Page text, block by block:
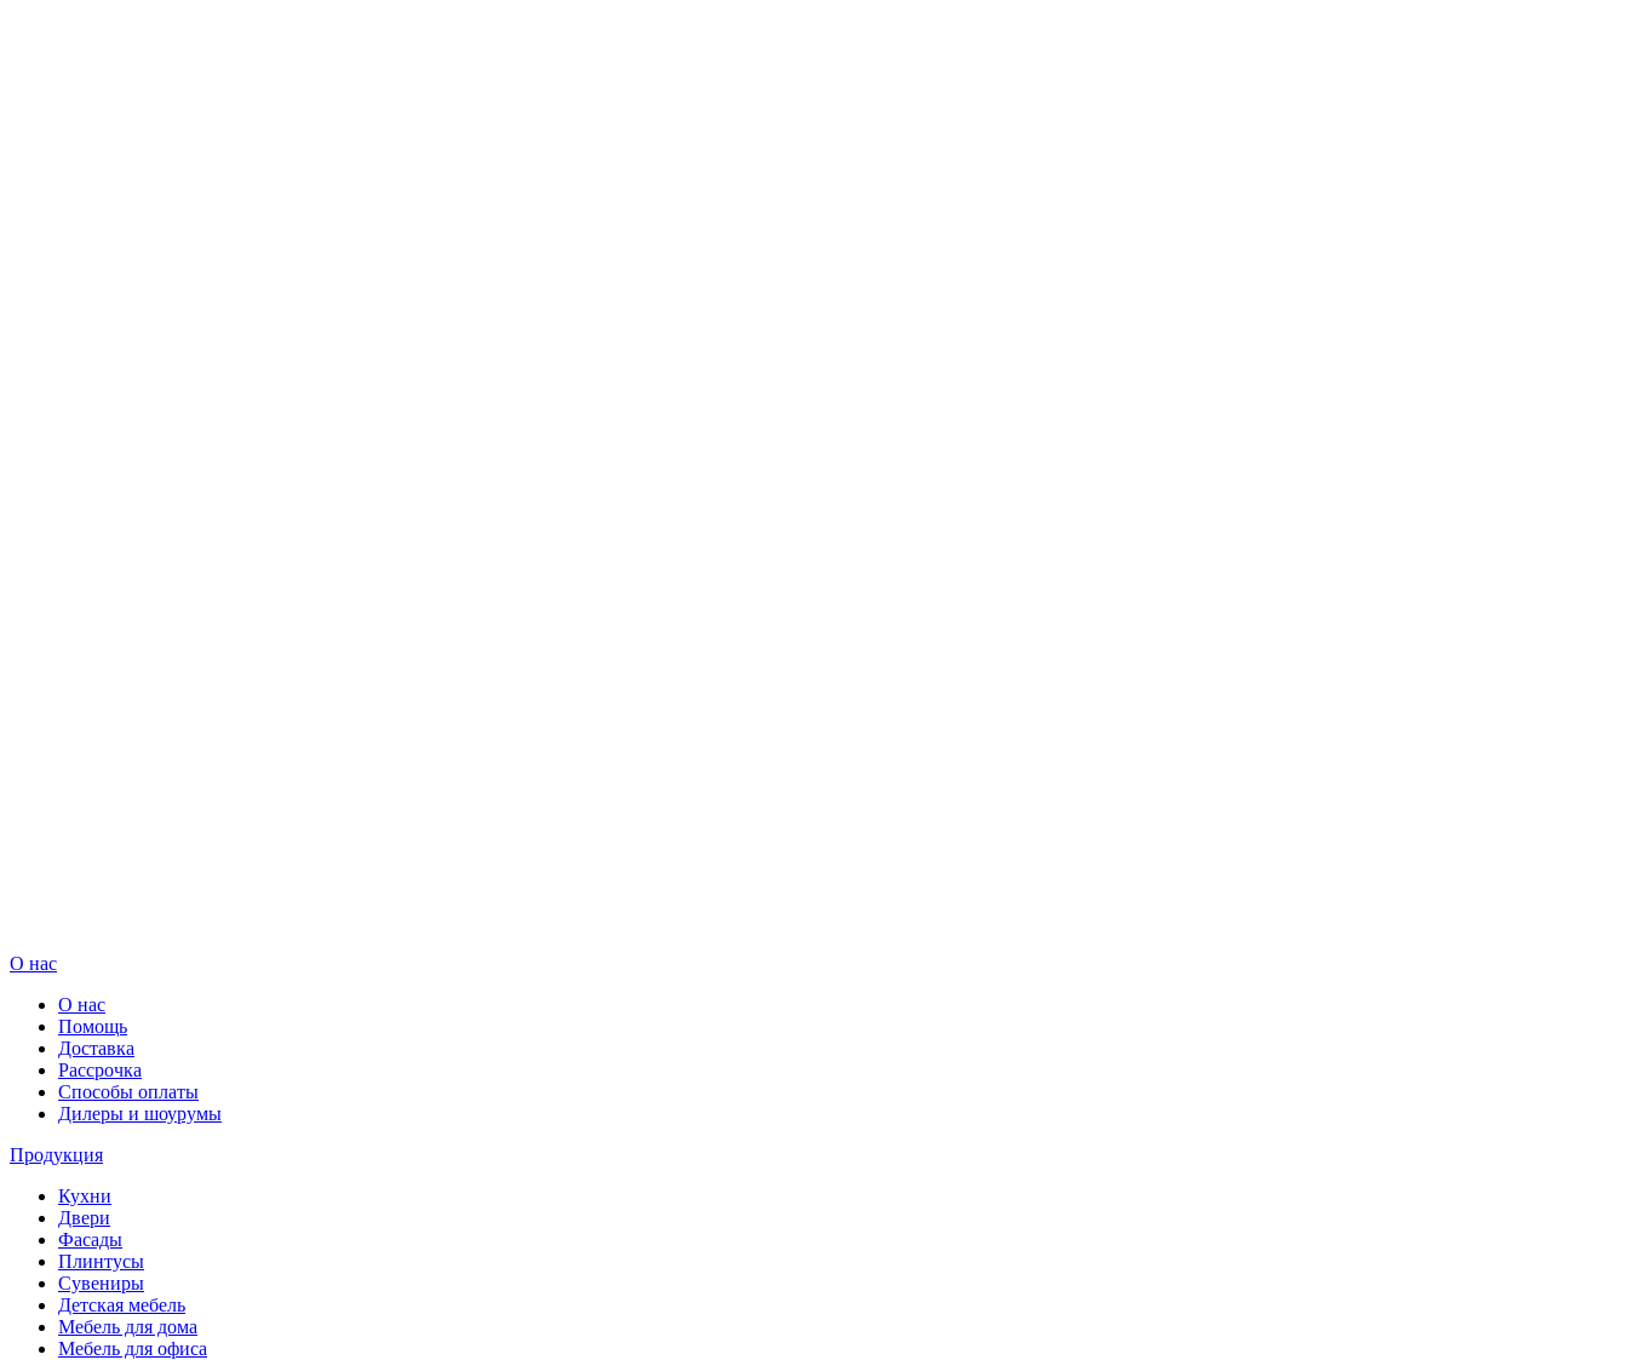
О нас
О нас
Помощь
Доставка
Рассрочка
Способы оплаты
Дилеры и шоурумы
Продукция
Кухни
Двери
Фасады
Плинтусы
Сувениры
Детская мебель
Мебель для дома
Мебель для офиса